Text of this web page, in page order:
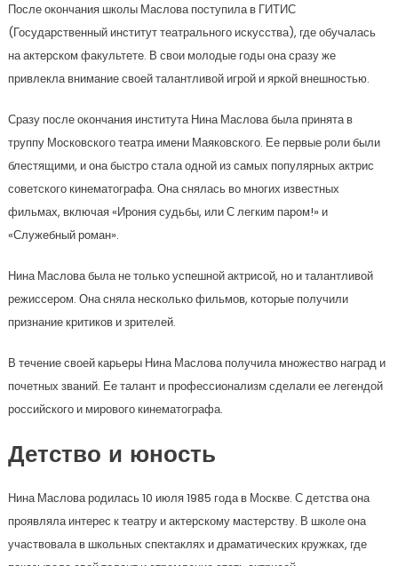
После окончания школы Маслова поступила в ГИТИС
(Государственный институт театрального искусства), где обучалась
на актерском факультете. В свои молодые годы она сразу же
привлекла внимание своей талантливой игрой и яркой внешностью.
Сразу после окончания института Нина Маслова была принята в
труппу Московского театра имени Маяковского. Ее первые роли были
блестящими, и она быстро стала одной из самых популярных актрис
советского кинематографа. Она снялась во многих известных
фильмах, включая «Ирония судьбы, или С легким паром!» и
«Служебный роман».
Нина Маслова была не только успешной актрисой, но и талантливой
режиссером. Она сняла несколько фильмов, которые получили
признание критиков и зрителей.
В течение своей карьеры Нина Маслова получила множество наград и
почетных званий. Ее талант и профессионализм сделали ее легендой
российского и мирового кинематографа.
Детство и юность
Нина Маслова родилась 10 июля 1985 года в Москве. С детства она
проявляла интерес к театру и актерскому мастерству. В школе она
участвовала в школьных спектаклях и драматических кружках, где